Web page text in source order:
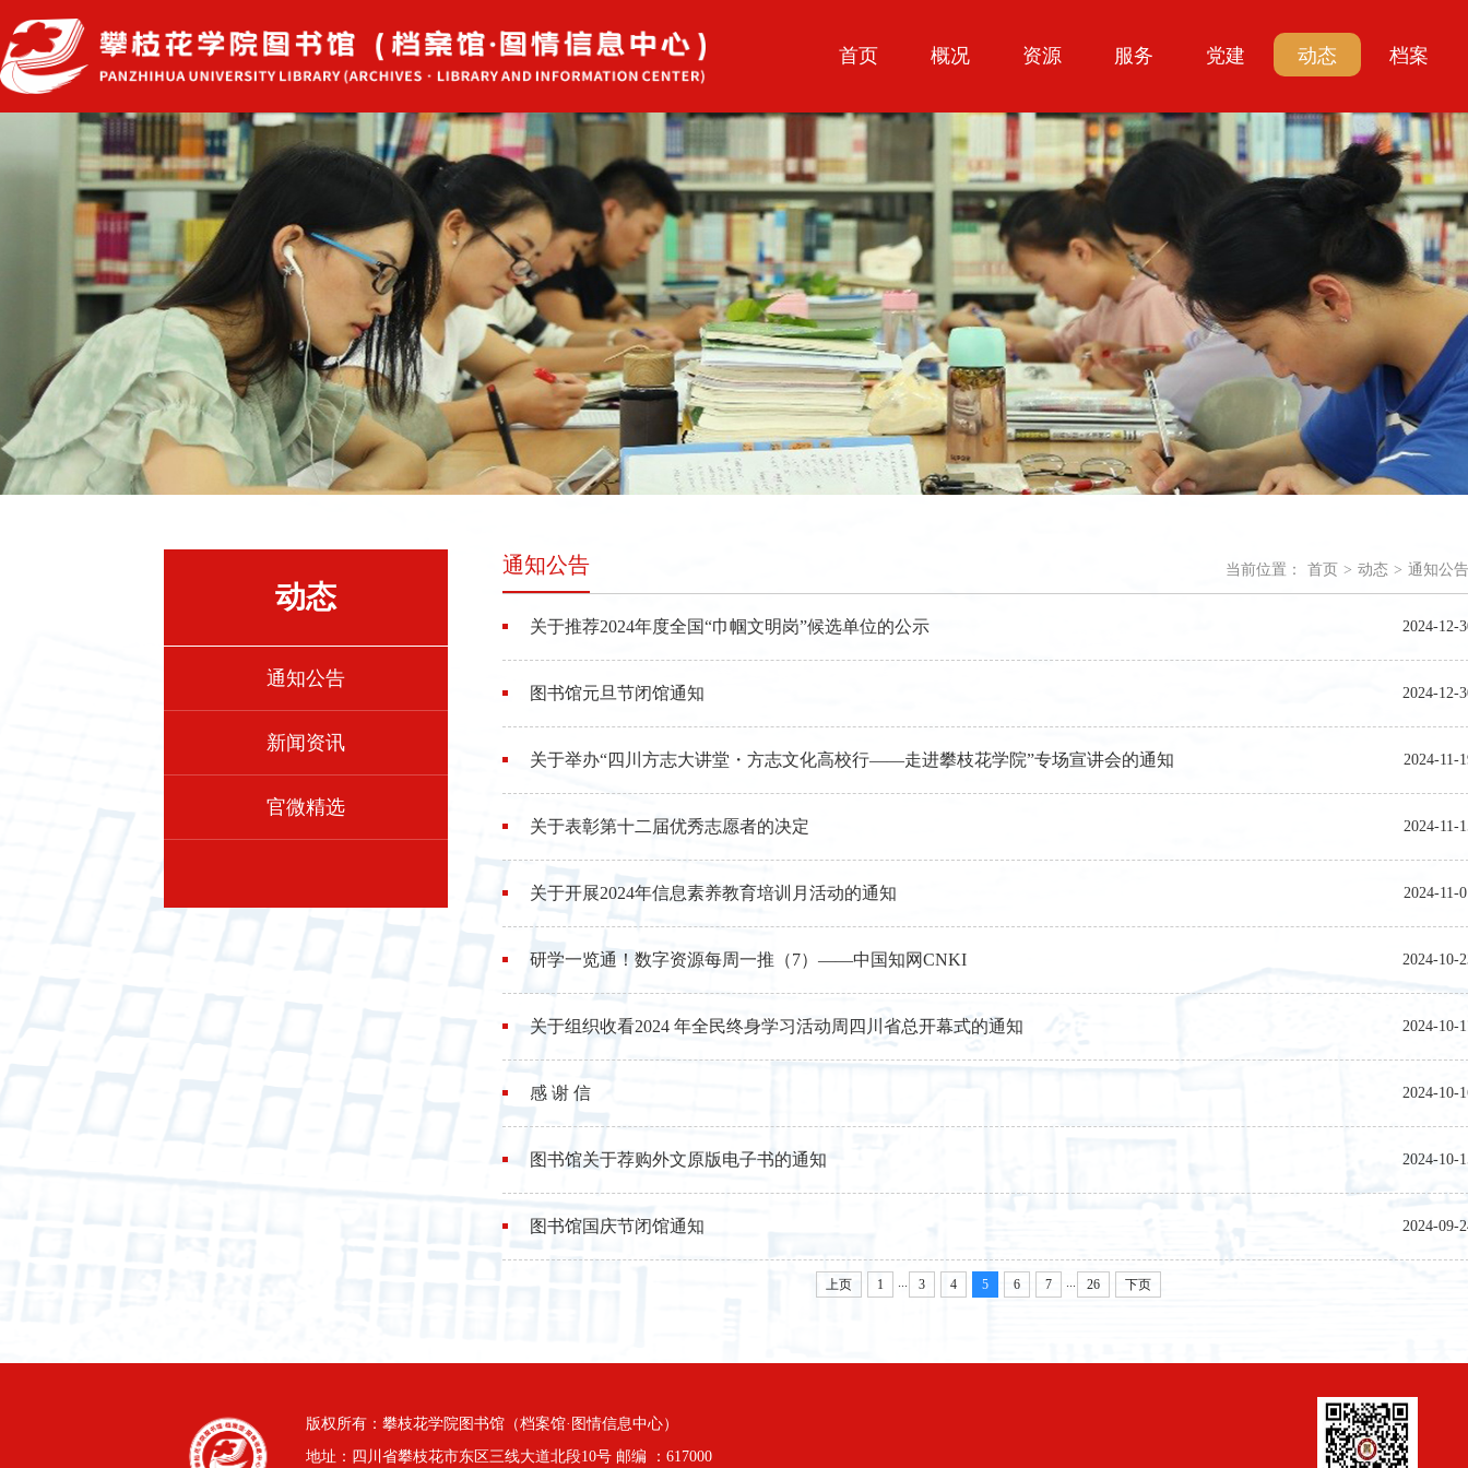
首页 概况 资源 服务 党建 动态 档案
动态
通知公告
新闻资讯
官微精选
通知公告 当前位置： 首页 > 动态 > 通知公告
关于推荐2024年度全国“巾帼文明岗”候选单​位的公示 2024-12-
图书馆元旦节闭馆通知 2024-12-
关于举办“四川方志大讲堂・方志文化高校行——走进攀枝花学院”专场宣讲会的通知 2024-11-
关于表彰第十二届优秀志愿者的决定 2024-11-
关于开展2024年信息素养教育培训月活动的通知 2024-11-
研学一览通！数字资源每周一推（7）——中国知网CNKI 2024-10-
关于组织收看2024 年全民终身学习活动周四川省总开幕式的通知 2024-10-
感 谢 信 2024-10-
图书馆关于荐购外文原版电子书的通知 2024-10-
图书馆国庆节闭馆通知 2024-09-
上页 1 ... 3 4 5 6 7 ... 26 下页
版权所有：攀枝花学院图书馆（档案馆·图情信息中心）
地址：四川省攀枝花市东区三线大道北段10号 邮编 ：617000